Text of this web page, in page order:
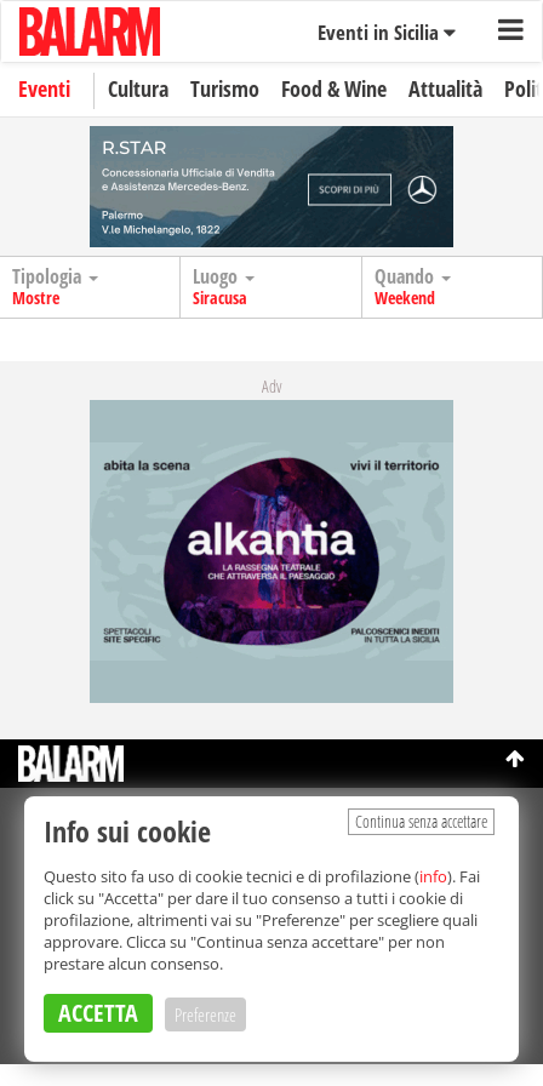
Eventi in Sicilia
Eventi Cultura Turismo Food & Wine Attualità
Tipologia
Mostre
Luogo
Siracusa
Quando
Weekend
Adv
©Copyright 2003-2026
Bmedia Srl
La riproduzione totale o parziale di tutti i contenuti, in qualunque
forma, su qualsiasi supporto è proibita.
Balarm.it è una testata giornalistica registrata. Autorizzazione del
Tribunale di Palermo n° 32 del 21/10/2003
Direttore responsabile:Fabio Ricotta
Privacy e Cookie Policy
Continua senza accettare
Info sui cookie
Questo sito fa uso di cookie tecnici e di profilazione (info). Fai
click su "Accetta" per dare il tuo consenso a tutti i cookie di
profilazione, altrimenti vai su "Preferenze" per scegliere quali
approvare. Clicca su "Continua senza accettare" per non
prestare alcun consenso.
ACCETTA Preferenze